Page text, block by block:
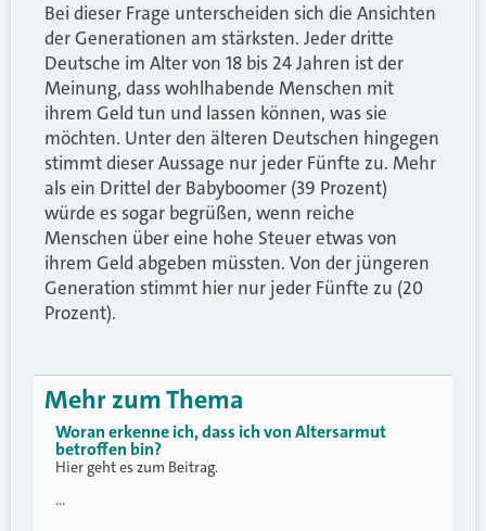
Bei dieser Frage unterscheiden sich die Ansichten
der Generationen am stärksten. Jeder dritte
Deutsche im Alter von 18 bis 24 Jahren ist der
Meinung, dass wohlhabende Menschen mit
ihrem Geld tun und lassen können, was sie
möchten. Unter den älteren Deutschen hingegen
stimmt dieser Aussage nur jeder Fünfte zu. Mehr
als ein Drittel der Babyboomer (39 Prozent)
würde es sogar begrüßen, wenn reiche
Menschen über eine hohe Steuer etwas von
ihrem Geld abgeben müssten. Von der jüngeren
Generation stimmt hier nur jeder Fünfte zu (20
Prozent).
Mehr zum Thema
Woran erkenne ich, dass ich von Altersarmut
betroffen bin?
Hier geht es zum Beitrag.
…